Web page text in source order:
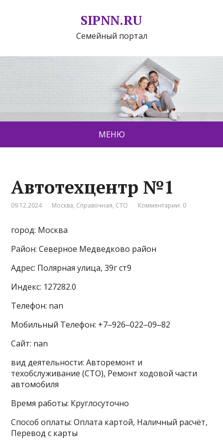
SIPNN.RU
Семейный портал
МЕНЮ
Автотехцентр №1
09.12.2024 Москва, Справочная, СТО Комментарии: 0
город: Москва
Район: Северное Медведково район
Адрес: Полярная улица, 39г ст9
Индекс: 127282.0
Телефон: nan
Мобильный Телефон: +7‒926‒022‒09‒82
Сайт: nan
вид деятельности: Авторемонт и
техобслуживание (СТО), Ремонт ходовой части
автомобиля
Время работы: Круглосуточно
Способ оплаты: Оплата картой, Наличный расчёт,
Перевод с карты